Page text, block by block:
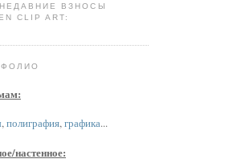
ВЗНОСЫ
CLIP ART:
,полиграфия,графика...
настенное: